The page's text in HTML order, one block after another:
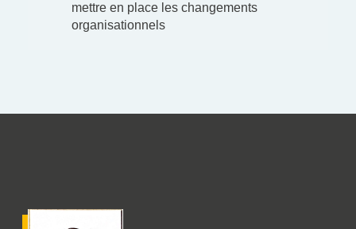
mettre en place les changements
organisationnels